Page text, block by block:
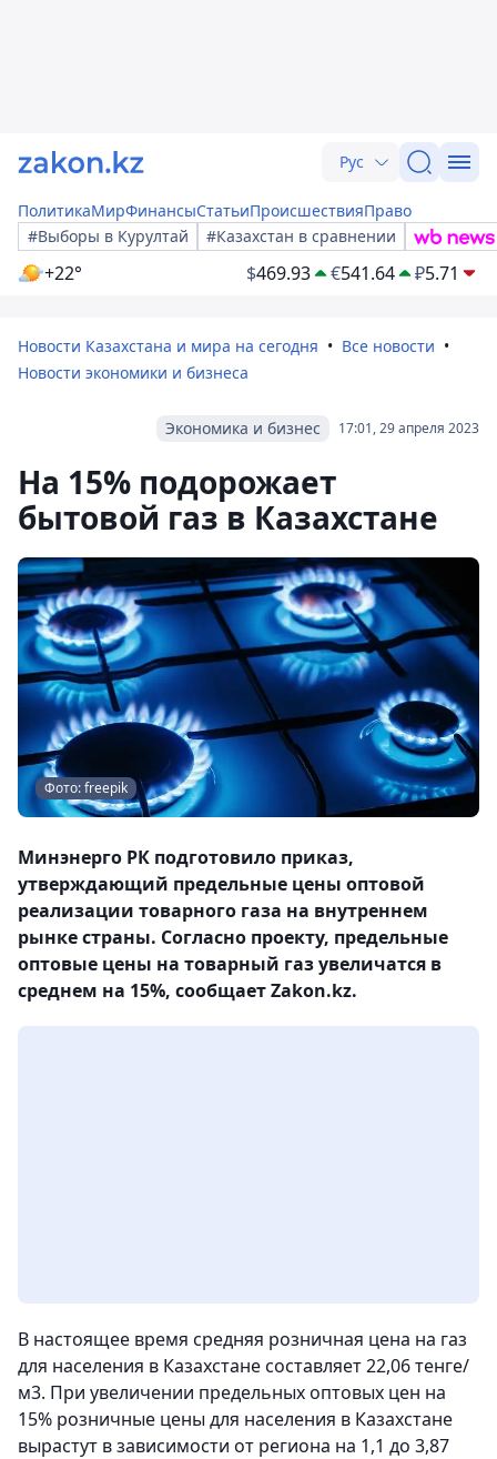
Рус
ПолитикаМирФинансыСтатьиПроисшествияПраво
#Выборы в Курултай
#Казахстан в сравнении
+22° $469.93 €541.64 ₽5.71
Новости Казахстана и мира на сегодня
Все новости
Новости экономики и бизнеса
17:01, 29 апреля 2023
Экономика и бизнес
На 15% подорожает
бытовой газ в Казахстане
Фото: freepik
Минэнерго РК подготовило приказ,
утверждающий предельные цены оптовой
реализации товарного газа на внутреннем
рынке страны. Согласно проекту, предельные
оптовые цены на товарный газ увеличатся в
среднем на 15%, сообщает Zakon.kz.
В настоящее время средняя розничная цена на газ
для населения в Казахстане составляет 22,06 тенге/
м3. При увеличении предельных оптовых цен на
15% розничные цены для населения в Казахстане
вырастут в зависимости от региона на 1,1 до 3,87